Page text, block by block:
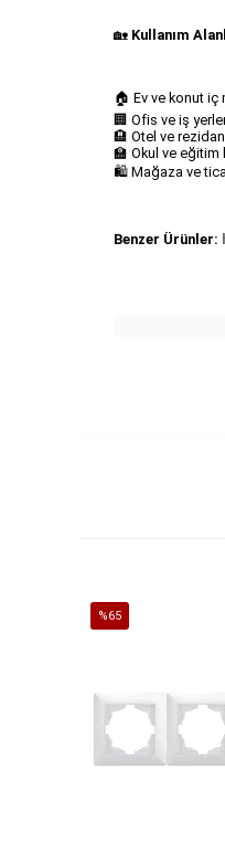
🏡 Kullanım
🏠 Ev ve konut iç
🏢 Ofis ve iş
🏨 Otel ve
🏫 Okul ve eğitim
🛍️ Mağaza ve
Benzer Ürünler:
%65